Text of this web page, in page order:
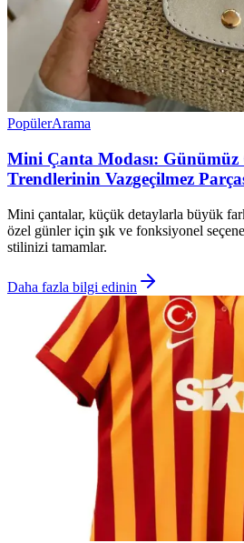
PopülerArama
Mini Çanta Modası: Günümüz
Trendlerinin Vazgeçilmez
Mini çantalar, küçük detaylarla büyük
özel günler için şık ve fonksiyonel
stilinizi tamamlar.
Daha fazla bilgi edinin